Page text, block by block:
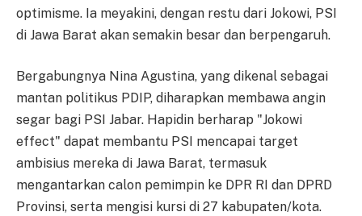
optimisme. Ia meyakini, dengan restu dari Jokowi, PSI
di Jawa Barat akan semakin besar dan berpengaruh.
Bergabungnya Nina Agustina, yang dikenal sebagai
mantan politikus PDIP, diharapkan membawa angin
segar bagi PSI Jabar. Hapidin berharap "Jokowi
effect" dapat membantu PSI mencapai target
ambisius mereka di Jawa Barat, termasuk
mengantarkan calon pemimpin ke DPR RI dan DPRD
Provinsi, serta mengisi kursi di 27 kabupaten/kota.